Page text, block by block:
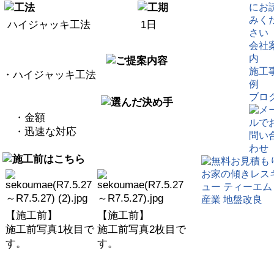
にお
みく
さい
会社
内
施工
例
ブロ
ハイジャッキ工法 1日
・ハイジャッキ工法
・金額
・迅速な対応
【施工前】
施工前写真1枚目で
す。
【施工前】
施工前写真2枚目で
す。